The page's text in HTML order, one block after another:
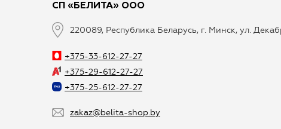
СП «БЕЛИТА» ООО
220089, Республика Беларусь, г. Минск, ул.
+375-33-612-27-27
+375-29-612-27-27
+375-25-612-27-27
zakaz@belita-shop.by